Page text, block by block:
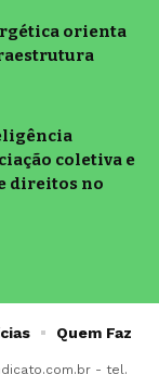
orienta
coletiva e
direitos no
- tel.
Quem Faz